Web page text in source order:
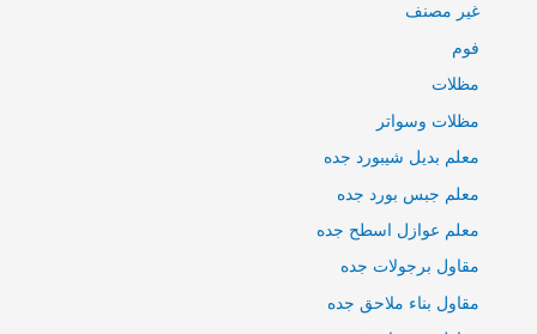
غير مصنف
فوم
مظلات
مظلات وسواتر
معلم بديل شيبورد جده
معلم جبس بورد جده
معلم عوازل اسطح جده
مقاول برجولات جده
مقاول بناء ملاحق جده